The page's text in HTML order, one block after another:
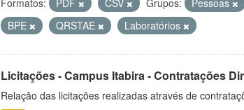
Formatos: PDF CSV Grupos: Pessoas
BPE
QRSTAE Laboratórios
Licitações - Campus Itabira - Contratações
Relação das licitações realizadas através de